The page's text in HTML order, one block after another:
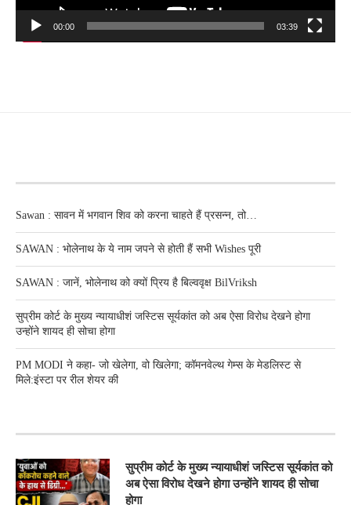
00:00 03:39
Sawan : सावन में भगवान शिव को करना चाहते हैं प्रसन्न, तो…
SAWAN : भोलेनाथ के ये नाम जपने से होती हैं सभी Wishes पूरी
SAWAN : जानें, भोलेनाथ को क्यों प्रिय है बिल्ववृक्ष BilVriksh
सुप्रीम कोर्ट के मुख्य न्यायाधीशं जस्टिस सूर्यकांत को अब ऐसा विरोध देखने होगा
उन्होंने शायद ही सोचा होगा
PM MODI ने कहा- जो खेलेगा, वो खिलेगा; कॉमनवेल्थ गेम्स के मेडलिस्ट से
मिले:इंस्टा पर रील शेयर की
सुप्रीम कोर्ट के मुख्य न्यायाधीशं जस्टिस सूर्यकांत को
अब ऐसा विरोध देखने होगा उन्होंने शायद ही सोचा
होगा